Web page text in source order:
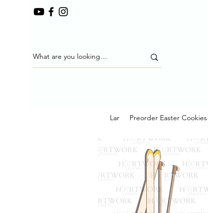
Lar Preorder Easter Cookies